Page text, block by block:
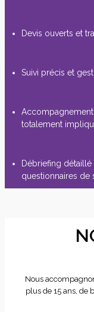
Devis ouverts et
Suivi précis et
totalement
Débriefing
questionnaires de
Nous
plus de 15 ans, de